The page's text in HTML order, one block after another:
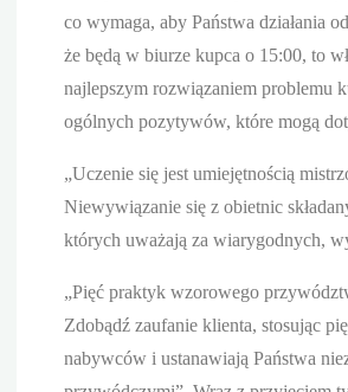
co wymaga, aby Państwa działania
że będą w biurze kupca o 15:00, to
najlepszym rozwiązaniem problemu
ogólnych pozytywów, które mogą
„Uczenie się jest umiejętnością
Niewywiązanie się z obietnic
których uważają za wiarygodnych,
„Pięć praktyk wzorowego
Zdobądź zaufanie klienta, stosując
nabywców i ustanawiają Państwa